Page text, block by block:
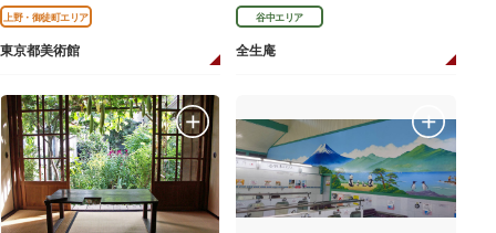
上野・御徒町エリア
東京都美術館
谷中エリア
全生庵